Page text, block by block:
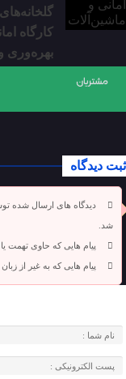
ثبت دیدگاه
دیدگاه های ارسال شده
شد.
پیام هایی که حاوی تهمت
پیام هایی که به غیر از